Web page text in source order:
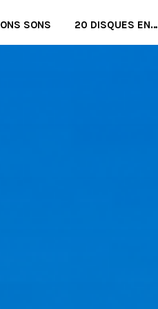
SONS 20 DISQUES EN…